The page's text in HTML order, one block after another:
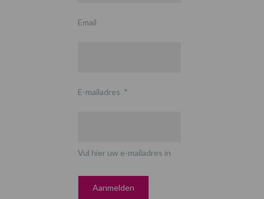
Email
E-mailadres *
Vul hier uw e-mailadres in